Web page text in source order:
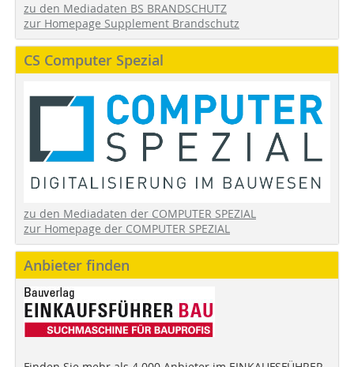
zu den Mediadaten BS BRANDSCHUTZ
zur Homepage Supplement Brandschutz
CS Computer Spezial
zu den Mediadaten der COMPUTER SPEZIAL
zur Homepage der COMPUTER SPEZIAL
Anbieter finden